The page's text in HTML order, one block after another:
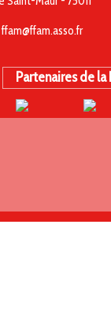
ffam@ffam.asso.fr
Partenaires de la